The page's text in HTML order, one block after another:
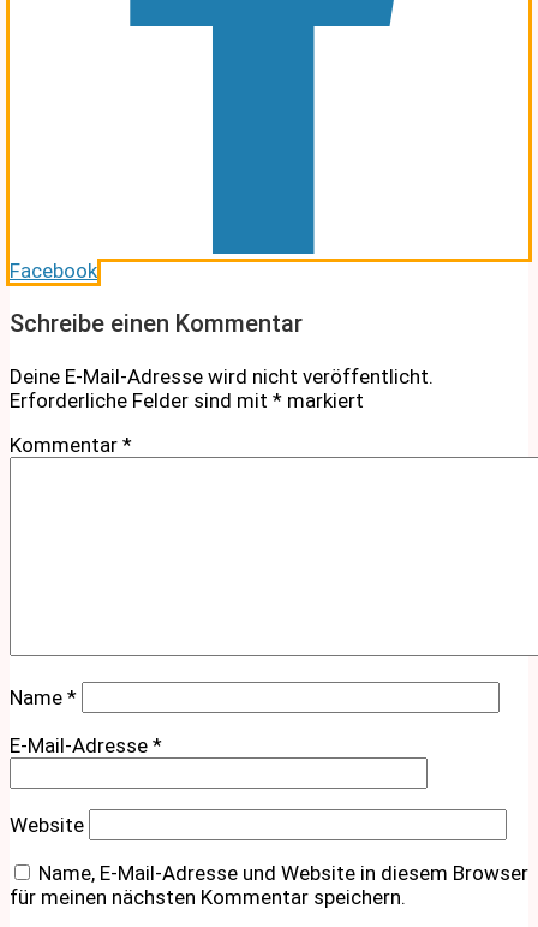
Facebook
Schreibe einen Kommentar
Deine E-Mail-Adresse wird nicht veröffentlicht.
Erforderliche Felder sind mit * markiert
Kommentar *
Name *
E-Mail-Adresse *
Website
Name, E-Mail-Adresse und Website in diesem Browser
für meinen nächsten Kommentar speichern.